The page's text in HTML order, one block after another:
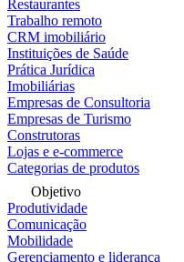
Restaurantes
Trabalho remoto
CRM imobiliário
Instituições de Saúde
Prática Jurídica
Imobiliárias
Empresas de Consultoria
Empresas de Turismo
Construtoras
Lojas e e-commerce
Categorias de produtos
Objetivo
Produtividade
Comunicação
Mobilidade
Gerenciamento e liderança